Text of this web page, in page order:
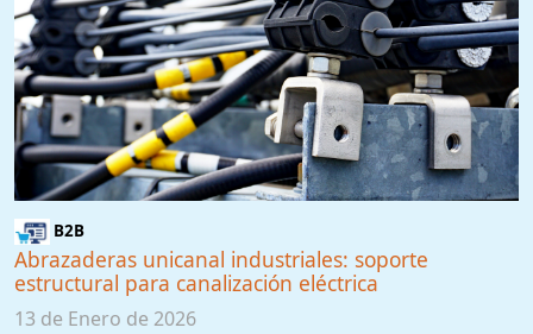
B2B
Abrazaderas unicanal industriales: soporte
estructural para canalización eléctrica
13 de Enero de 2026